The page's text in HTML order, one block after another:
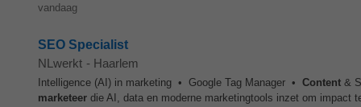
vandaag
SEO Specialist
NLwerkt - Haarlem
Intelligence (AI) in marketing • Google Tag Manager • Content &
marketeer die AI, data en moderne marketingtools inzet om impact